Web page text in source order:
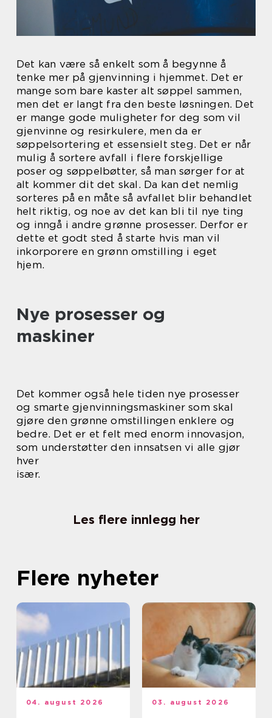
Det kan være så enkelt som å begynne å
tenke mer på gjenvinning i hjemmet. Det er
mange som bare kaster alt søppel sammen,
men det er langt fra den beste løsningen. Det
er mange gode muligheter for deg som vil
gjenvinne og resirkulere, men da er
søppelsortering et essensielt steg. Det er når
mulig å sortere avfall i flere forskjellige
poser og søppelbøtter, så man sørger for at
alt kommer dit det skal. Da kan det nemlig
sorteres på en måte så avfallet blir behandlet
helt riktig, og noe av det kan bli til nye ting
og inngå i andre grønne prosesser. Derfor er
dette et godt sted å starte hvis man vil
inkorporere en grønn omstilling i eget
hjem.
Nye prosesser og
maskiner
Det kommer også hele tiden nye prosesser
og smarte gjenvinningsmaskiner som skal
gjøre den grønne omstillingen enklere og
bedre. Det er et felt med enorm innovasjon,
som understøtter den innsatsen vi alle gjør
hver
især.
Les flere innlegg her
Flere nyheter
04. august 2026 03. august 2026